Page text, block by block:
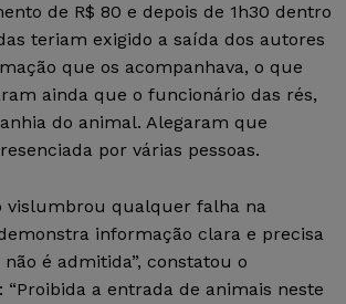
de R$ 80 e depois de 1h30 dentro
teriam exigido a saída dos autores
que os acompanhava, o que
ainda que o funcionário das rés,
do animal. Alegaram que
por várias pessoas.
vislumbrou qualquer falha na
informação clara e precisa
é admitida”, constatou o
a entrada de animais neste